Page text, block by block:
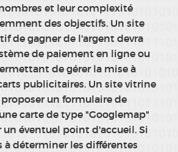
et leur complexité
des objectifs. Un site
de gagner de l'argent devra
de paiement en ligne ou
de gérer la mise à
publicitaires. Un site vitrine
un formulaire de
carte de type "Googlemap"
un éventuel point d'accueil. Si
à déterminer les différentes